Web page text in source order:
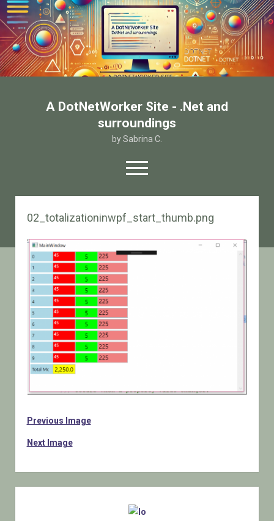
A DotNetWorker Site - .Net and
surroundings
by Sabrina C.
open
menu
twitterfacebook
email-form
Chi sono
Contatto
02_totalizationinwpf_start_thumb.png
Previous Image
Next Image